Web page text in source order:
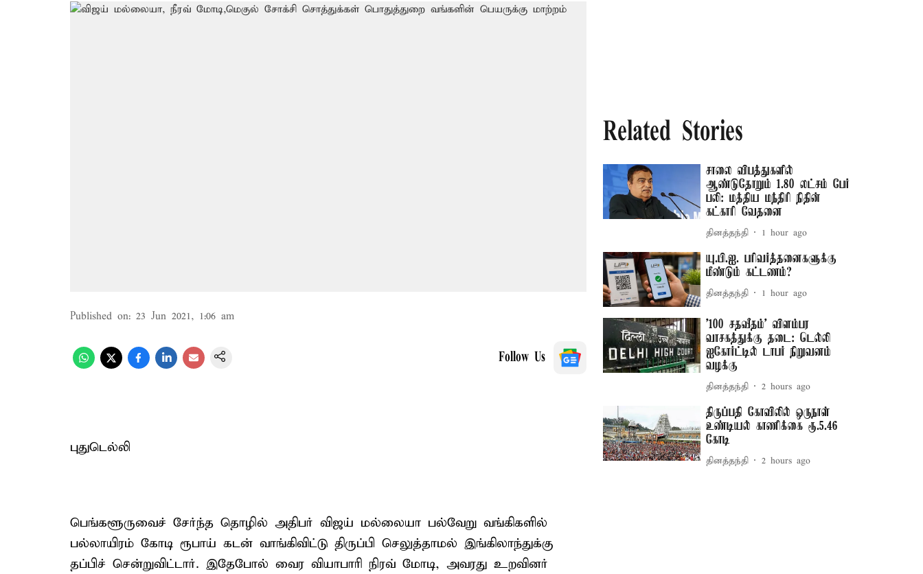
Published on: 23 Jun 2021, 1:06 am
Follow Us
புதுடெல்லி
பெங்களூருவைச் சேர்ந்த தொழில் அதிபர் விஜய் மல்லையா பல்வேறு வங்கிகளில்
பல்லாயிரம் கோடி ரூபாய் கடன் வாங்கிவிட்டு திருப்பி செலுத்தாமல் இங்கிலாந்துக்கு
தப்பிச் சென்றுவிட்டார். இதேபோல் வைர வியாபாரி நிரவ் மோடி, அவரது உறவினர்
Related Stories
சாலை விபத்துகளில்
ஆண்டுதோறும் 1.80 லட்சம் பேர்
பலி: மத்திய மந்திரி நிதின்
கட்காரி வேதனை
தினத்தந்தி 1 hour ago
யு.பி.ஐ. பரிவர்த்தனைகளுக்கு
மீண்டும் கட்டணம்?
தினத்தந்தி 1 hour ago
'100 சதவீதம்' விளம்பர
வாசகத்துக்கு தடை: டெல்லி
ஐகோர்ட்டில் டாபர் நிறுவனம்
வழக்கு
தினத்தந்தி 2 hours ago
திருப்பதி கோவிலில் ஒருநாள்
உண்டியல் காணிக்கை ரூ.5.46
கோடி
தினத்தந்தி 2 hours ago